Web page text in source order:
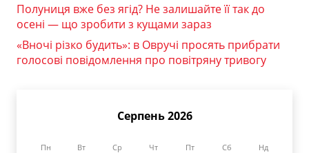
Полуниця вже без ягід? Не залишайте її так до
осені — що зробити з кущами зараз
«Вночі різко будить»: в Овручі просять прибрати
голосові повідомлення про повітряну тривогу
Серпень 2026
Пн Вт Ср Чт Пт Сб Нд